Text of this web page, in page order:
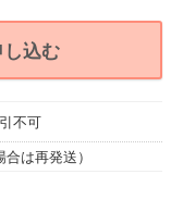
し込む
不可
は再発送）